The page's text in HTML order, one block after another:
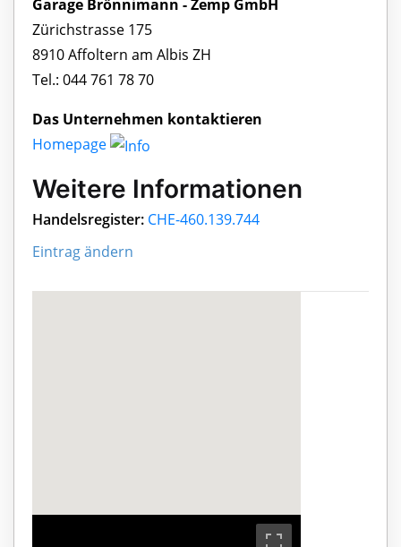
Garage Brönnimann - Zemp GmbH
Zürichstrasse 175
8910 Affoltern am Albis ZH
Tel.: 044 761 78 70
Das Unternehmen kontaktieren
Homepage
Weitere Informationen
Handelsregister: CHE-460.139.744
Eintrag ändern